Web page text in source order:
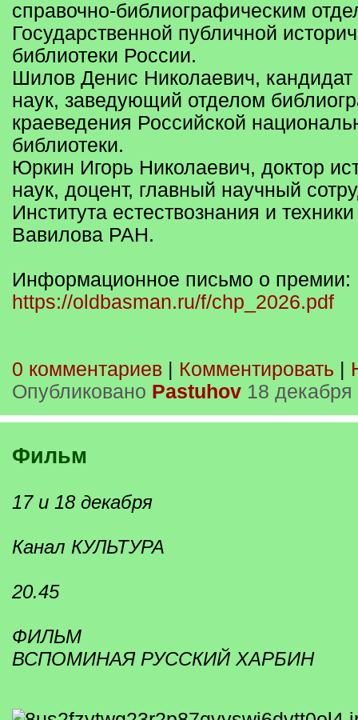
справочно-библиографическим
Государственной публичной
библиотеки России.
Шилов Денис Николаевич, кандидат
наук, заведующий отделом
краеведения Российской
библиотеки.
Юркин Игорь Николаевич, доктор
наук, доцент, главный научный
Института естествознания и
Вавилова РАН.
Информационное письмо о премии:
https://oldbasman.ru/f/chp_2026.pdf
0 комментариев Комментировать
Опубликовано Pastuhov 18
Фильм
17 и 18 декабря
Канал КУЛЬТУРА
20.45
ФИЛЬМ
ВСПОМИНАЯ РУССКИЙ ХАРБИН